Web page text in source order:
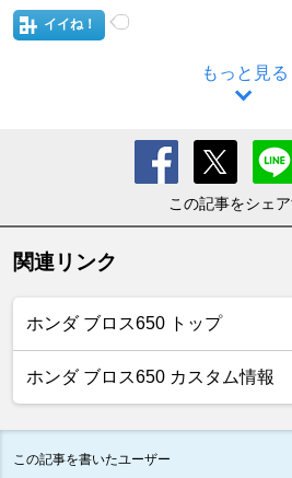
イイね！
もっと見る
この記事をシェ
関連リンク
ホンダ ブロス650 トップ
ホンダ ブロス650 カスタム情報
この記事を書いたユーザー